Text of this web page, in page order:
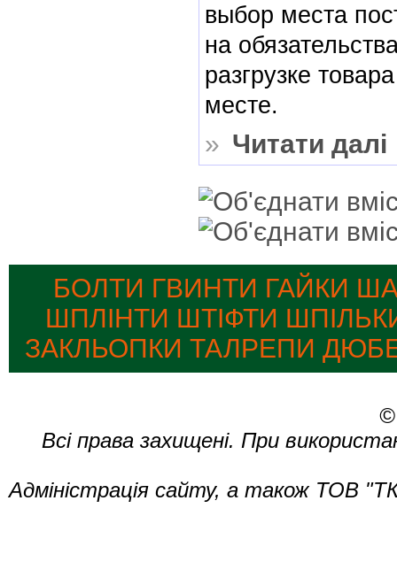
выбор места
на
разгрузке
месте.
» Читати далі
БОЛТИ ГВИНТИ ГАЙКИ
ШПЛІНТИ ШТІФТИ
ЗАКЛЬОПКИ ТАЛРЕПИ
©
Всі права захищені. При
Адміністрація сайту, а також ТОВ